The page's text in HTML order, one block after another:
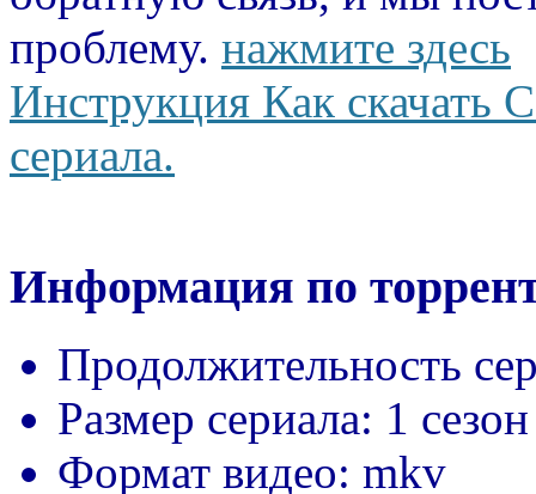
проблему. нажмите здесь
Инструкция Как скачать
сериала.
Информация по
Продолжительность
Размер сериала: 1
Формат видео: mkv